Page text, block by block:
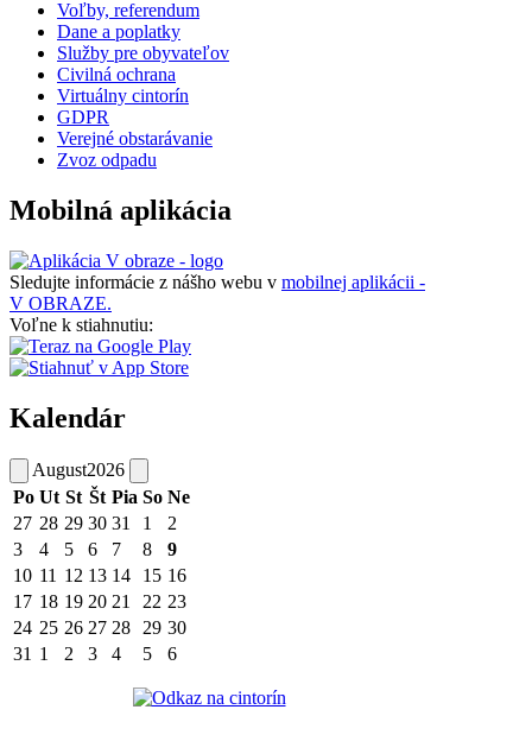
Voľby, referendum
Dane a poplatky
Služby pre obyvateľov
Civilná ochrana
Virtuálny cintorín
GDPR
Verejné obstarávanie
Zvoz odpadu
Mobilná aplikácia
Sledujte informácie z nášho webu v mobilnej aplikácii -
V OBRAZE.
Voľne k stiahnutiu:
Kalendár
August2026
Po Ut St Št Pia So Ne
27 28 29 30 31 1
2
3
4 5 6 7 8
9
10 11 12 13 14 15 16
17 18 19 20 21 22 23
24 25 26 27 28 29 30
31 1 2 3 4 5 6